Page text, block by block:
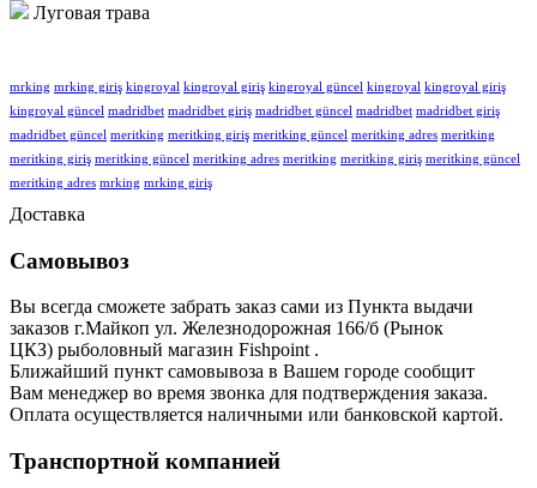
Луговая трава
mrking mrking giriş kingroyal kingroyal giriş kingroyal güncel kingroyal kingroyal giriş
kingroyal güncel madridbet madridbet giriş madridbet güncel madridbet madridbet giriş
madridbet güncel meritking meritking giriş meritking güncel meritking adres meritking
meritking giriş meritking güncel meritking adres meritking meritking giriş meritking güncel
meritking adres mrking mrking giriş
Доставка
Самовывоз
Вы всегда сможете забрать заказ сами из Пункта выдачи
заказов г.Майкоп ул. Железнодорожная 166/б (Рынок
ЦКЗ) рыболовный магазин Fishpoint .
Ближайший пункт самовывоза в Вашем городе сообщит
Вам менеджер во время звонка для подтверждения заказа.
Оплата осуществляется наличными или банковской картой.
Транспортной компанией